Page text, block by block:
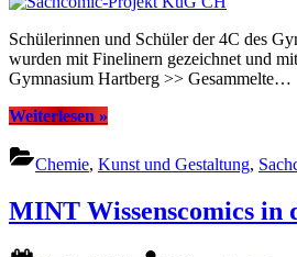
Schülerinnen und Schüler der 4C des
wurden mit Finelinern gezeichnet und
Gymnasium Hartberg >> Gesammelte…
Weiterlesen “Sachcomic-
KuG
CH”
»
Chemie, Kunst und Gestaltung,
MINT Wissenscomics in